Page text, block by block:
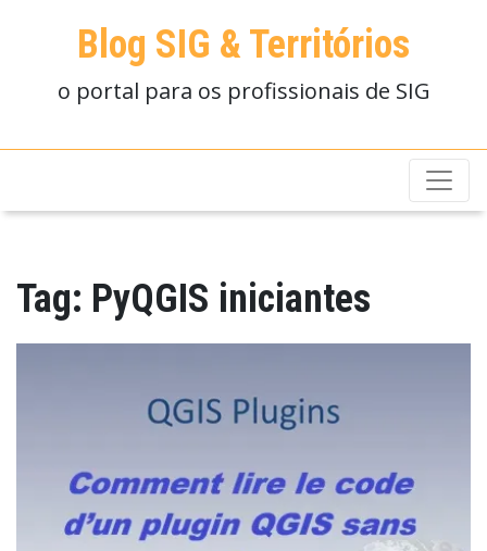
Blog SIG & Territórios
o portal para os profissionais de SIG
Tag: PyQGIS iniciantes